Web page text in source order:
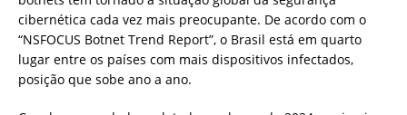
cibernética cada vez mais preocupante. De acordo com o
“NSFOCUS Botnet Trend Report”, o Brasil está em quarto
lugar entre os países com mais dispositivos infectados,
posição que sobe ano a ano.